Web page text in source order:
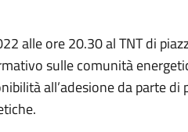
alle ore 20.30 al TNT di
sulle comunità
all’adesione da parte